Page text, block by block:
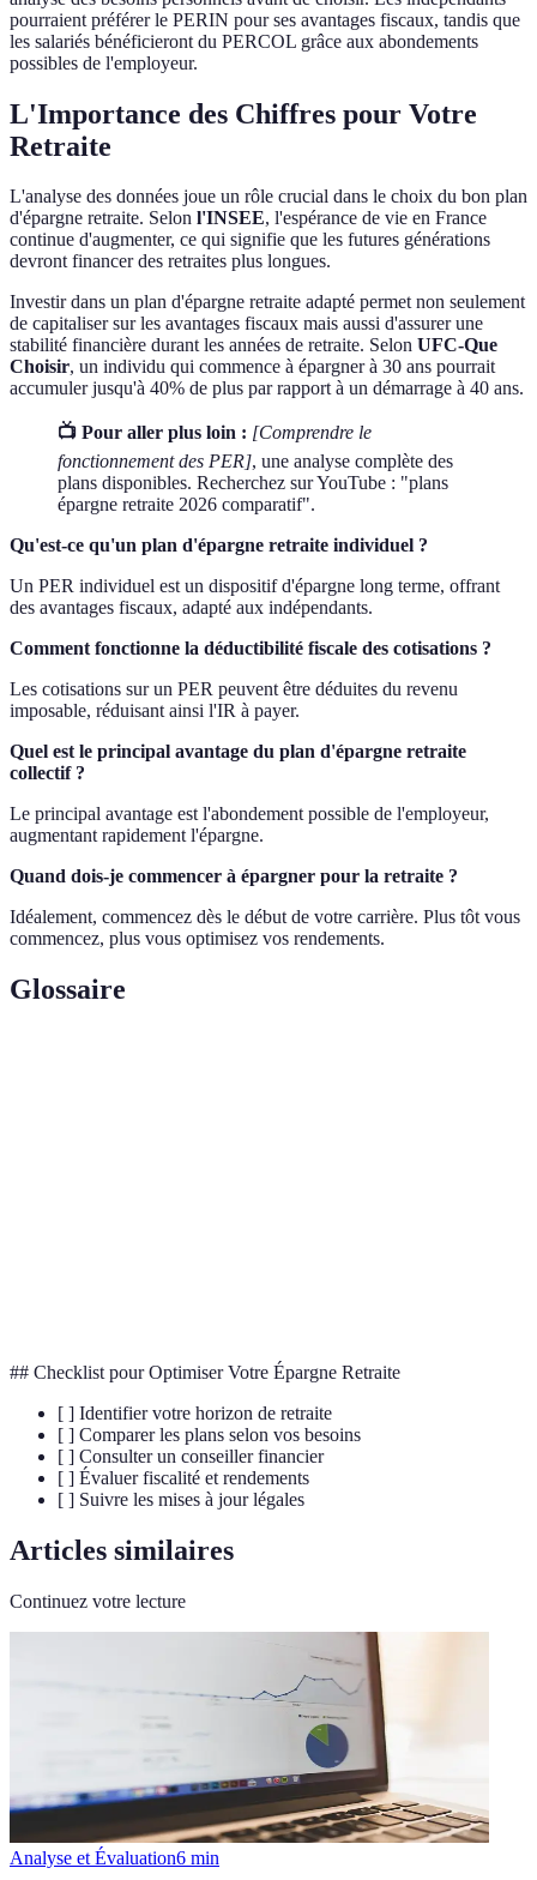
pourraient préférer le PERIN pour ses avantages fiscaux, tandis que
les salariés bénéficieront du PERCOL grâce aux abondements
possibles de l'employeur.
L'Importance des Chiffres pour Votre
Retraite
L'analyse des données joue un rôle crucial dans le choix du bon plan
d'épargne retraite. Selon l'INSEE, l'espérance de vie en France
continue d'augmenter, ce qui signifie que les futures générations
devront financer des retraites plus longues.
Investir dans un plan d'épargne retraite adapté permet non seulement
de capitaliser sur les avantages fiscaux mais aussi d'assurer une
stabilité financière durant les années de retraite. Selon UFC-Que
Choisir, un individu qui commence à épargner à 30 ans pourrait
accumuler jusqu'à 40% de plus par rapport à un démarrage à 40 ans.
📺 Pour aller plus loin : [Comprendre le
fonctionnement des PER], une analyse complète des
plans disponibles. Recherchez sur YouTube : "plans
épargne retraite 2026 comparatif".
Qu'est-ce qu'un plan d'épargne retraite individuel ?
Un PER individuel est un dispositif d'épargne long terme, offrant
des avantages fiscaux, adapté aux indépendants.
Comment fonctionne la déductibilité fiscale des cotisations ?
Les cotisations sur un PER peuvent être déduites du revenu
imposable, réduisant ainsi l'IR à payer.
Quel est le principal avantage du plan d'épargne retraite
collectif ?
Le principal avantage est l'abondement possible de l'employeur,
augmentant rapidement l'épargne.
Quand dois-je commencer à épargner pour la retraite ?
Idéalement, commencez dès le début de votre carrière. Plus tôt vous
commencez, plus vous optimisez vos rendements.
Glossaire
## Checklist pour Optimiser Votre Épargne Retraite
[ ] Identifier votre horizon de retraite
[ ] Comparer les plans selon vos besoins
[ ] Consulter un conseiller financier
[ ] Évaluer fiscalité et rendements
[ ] Suivre les mises à jour légales
Articles similaires
Continuez votre lecture
Analyse et Évaluation6 min